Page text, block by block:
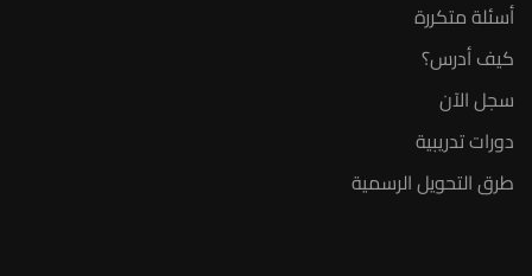
أسئلة متكررة
كيف أدرس؟
سجل الآن
دورات تدريبية
طرق التحويل الرسمية